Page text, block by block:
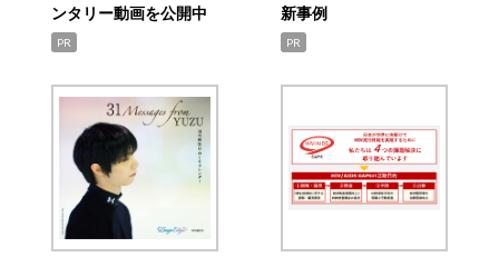
ンタリー動画を公開中
PR
新事例
PR